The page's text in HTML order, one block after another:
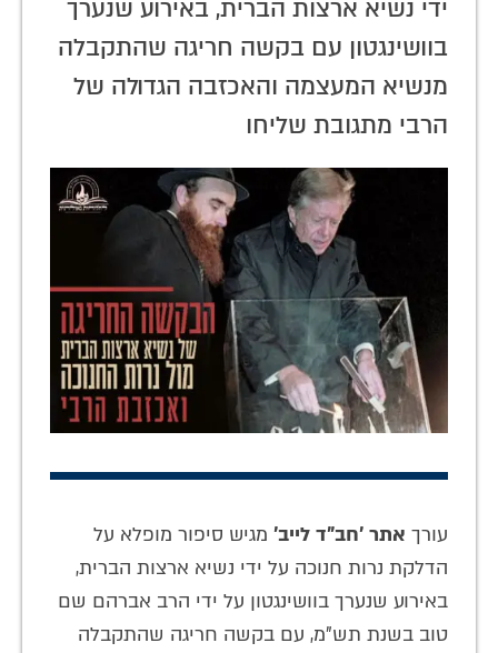
ידי נשיא ארצות הברית, באירוע שנערך
בוושינגטון עם בקשה חריגה שהתקבלה
מנשיא המעצמה והאכזבה הגדולה של
הרבי מתגובת שליחו
עורך אתר 'חב"ד לייב' מגיש סיפור מופלא על
הדלקת נרות חנוכה על ידי נשיא ארצות הברית,
באירוע שנערך בוושינגטון על ידי הרב אברהם שם
טוב בשנת תש"מ, עם בקשה חריגה שהתקבלה